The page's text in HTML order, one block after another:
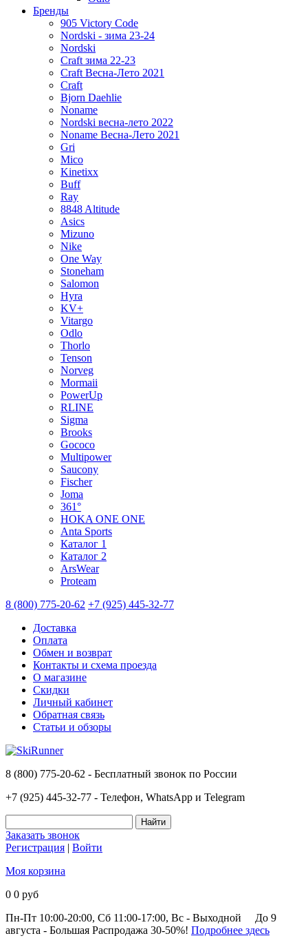
Бренды
905 Victory Code
Nordski - зима 23-24
Nordski
Craft зима 22-23
Craft Весна-Лето 2021
Craft
Bjorn Daehlie
Noname
Nordski весна-лето 2022
Noname Весна-Лето 2021
Gri
Mico
Kinetixx
Buff
Ray
8848 Altitude
Asics
Mizuno
Nike
One Way
Stoneham
Salomon
Hyra
KV+
Vitargo
Odlo
Thorlo
Tenson
Norveg
Mormaii
PowerUp
RLINE
Sigma
Brooks
Gococo
Multipower
Saucony
Fischer
Joma
361°
HOKA ONE ONE
Anta Sports
Каталог 1
Каталог 2
ArsWear
Proteam
8 (800) 775-20-62 +7 (925) 445-32-77
Доставка
Оплата
Обмен и возврат
Контакты и схема проезда
О магазине
Скидки
Личный кабинет
Обратная связь
Статьи и обзоры
8 (800) 775-20-62 - Бесплатный звонок по России
+7 (925) 445-32-77 - Телефон, WhatsApp и Telegram
Заказать звонок
Регистрация | Войти
Моя корзина
0 0 руб
Пн-Пт 10:00-20:00, Сб 11:00-17:00, Вс - Выходной
До 9
августа - Большая Распродажа 30-50%! Подробнее здесь